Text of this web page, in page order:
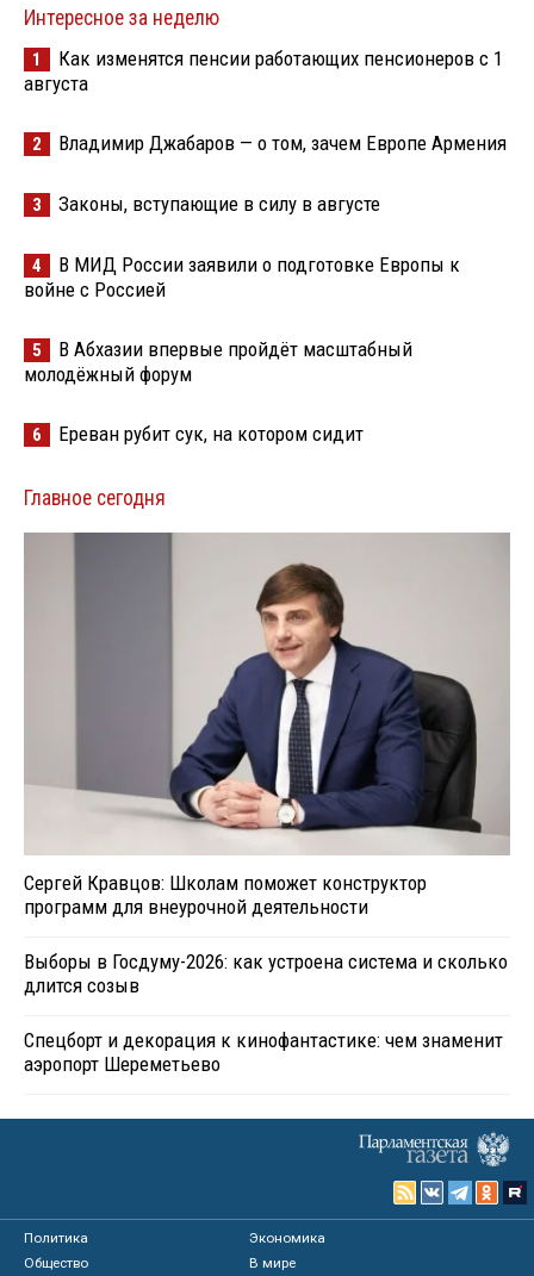
Интересное за неделю
1
Как изменятся пенсии работающих пенсионеров с 1
августа
2 Владимир Джабаров — о том, зачем Европе Армения
3 Законы, вступающие в силу в августе
4
В МИД России заявили о подготовке Европы к
войне с Россией
5
В Абхазии впервые пройдёт масштабный
молодёжный форум
6 Ереван рубит сук, на котором сидит
Главное сегодня
Сергей Кравцов: Школам поможет конструктор
программ для внеурочной деятельности
Выборы в Госдуму-2026: как устроена система и сколько
длится созыв
Спецборт и декорация к кинофантастике: чем знаменит
аэропорт Шереметьево
Политика
Экономика
Общество
В мире